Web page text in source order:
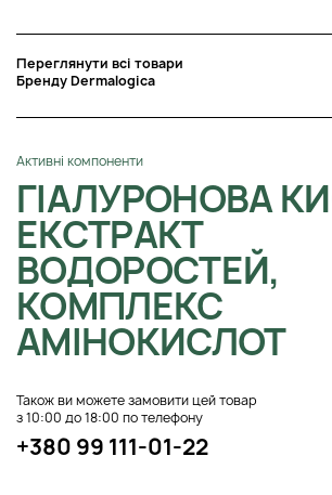
Переглянути всі товари
Бренду Dermalogica
Активні компоненти
ГІАЛУРОНОВА
ЕКСТРАКТ
ВОДОРОСТЕЙ,
КОМПЛЕКС
АМІНОКИСЛОТ
Також ви можете замовити цей товар
з 10:00 до 18:00 по телефону
+380 99 111-01-22